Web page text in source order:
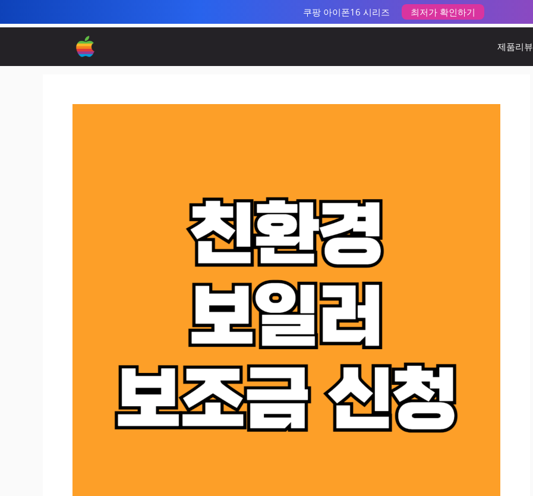
쿠팡 아이폰16 시리즈 최저가 확인하기
컨
제품리뷰